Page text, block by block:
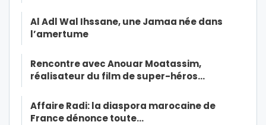
Al Adl Wal Ihssane, une Jamaa née dans
l’amertume
Rencontre avec Anouar Moatassim,
réalisateur du film de super-héros…
Affaire Radi: la diaspora marocaine de
France dénonce toute…